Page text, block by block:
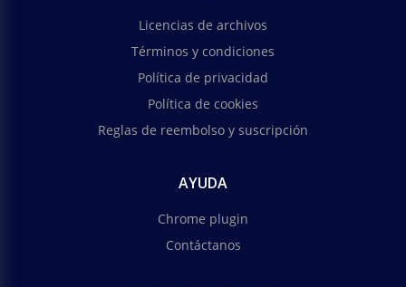
Licencias de archivos
Términos y condiciones
Política de privacidad
Política de cookies
Reglas de reembolso y suscripción
AYUDA
Chrome plugin
Contáctanos